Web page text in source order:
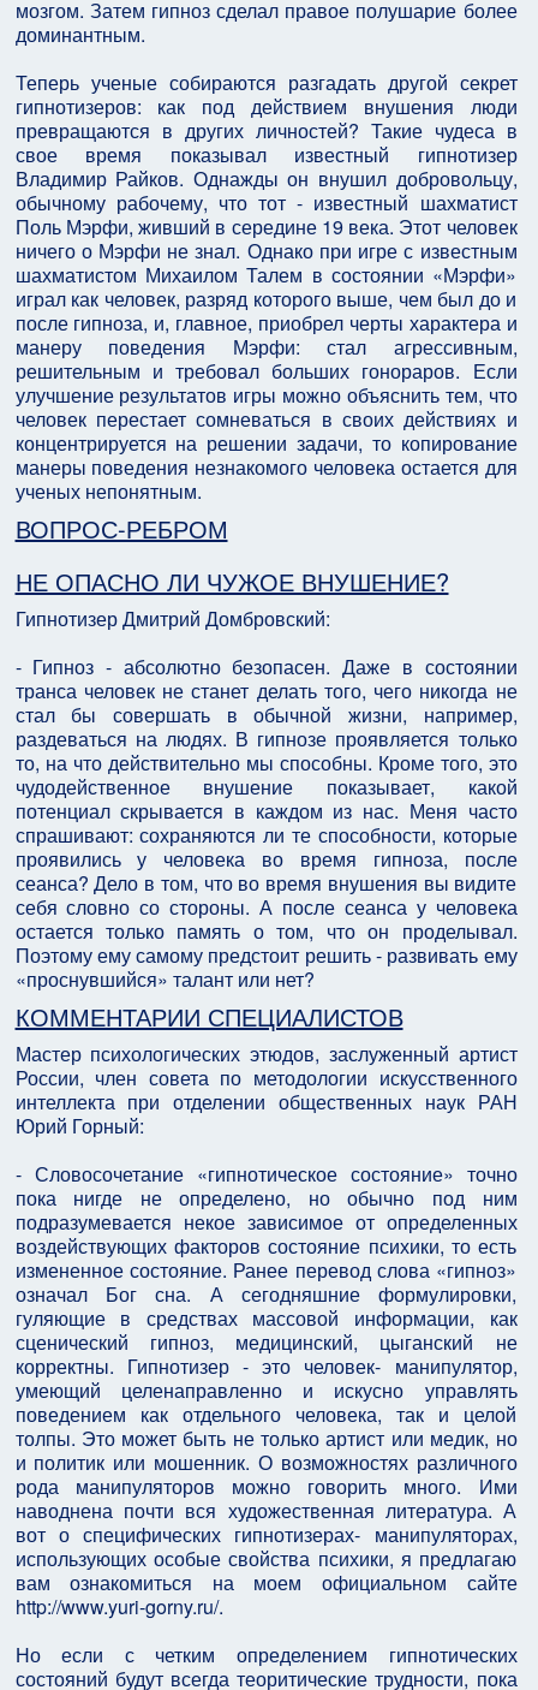
мозгом. Затем гипноз сделал правое полушарие более
доминантным.
Теперь ученые собираются разгадать другой секрет
гипнотизеров: как под действием внушения люди
превращаются в других личностей? Такие чудеса в
свое время показывал известный гипнотизер
Владимир Райков. Однажды он внушил добровольцу,
обычному рабочему, что тот - известный шахматист
Поль Мэрфи, живший в середине 19 века. Этот человек
ничего о Мэрфи не знал. Однако при игре с известным
шахматистом Михаилом Талем в состоянии «Мэрфи»
играл как человек, разряд которого выше, чем был до и
после гипноза, и, главное, приобрел черты характера и
манеру поведения Мэрфи: стал агрессивным,
решительным и требовал больших гонораров. Если
улучшение результатов игры можно объяснить тем, что
человек перестает сомневаться в своих действиях и
концентрируется на решении задачи, то копирование
манеры поведения незнакомого человека остается для
ученых непонятным.
ВОПРОС-РЕБРОМ
НЕ ОПАСНО ЛИ ЧУЖОЕ ВНУШЕНИЕ?
Гипнотизер Дмитрий Домбровский:
- Гипноз - абсолютно безопасен. Даже в состоянии
транса человек не станет делать того, чего никогда не
стал бы совершать в обычной жизни, например,
раздеваться на людях. В гипнозе проявляется только
то, на что действительно мы способны. Кроме того, это
чудодейственное внушение показывает, какой
потенциал скрывается в каждом из нас. Меня часто
спрашивают: сохраняются ли те способности, которые
проявились у человека во время гипноза, после
сеанса? Дело в том, что во время внушения вы видите
себя словно со стороны. А после сеанса у человека
остается только память о том, что он проделывал.
Поэтому ему самому предстоит решить - развивать ему
«проснувшийся» талант или нет?
КОММЕНТАРИИ СПЕЦИАЛИСТОВ
Мастер психологических этюдов, заслуженный артист
России, член совета по методологии искусственного
интеллекта при отделении общественных наук РАН
Юрий Горный:
- Словосочетание «гипнотическое состояние» точно
пока нигде не определено, но обычно под ним
подразумевается некое зависимое от определенных
воздействующих факторов состояние психики, то есть
измененное состояние. Ранее перевод слова «гипноз»
означал Бог сна. А сегодняшние формулировки,
гуляющие в средствах массовой информации, как
сценический гипноз, медицинский, цыганский не
корректны. Гипнотизер - это человек- манипулятор,
умеющий целенаправленно и искусно управлять
поведением как отдельного человека, так и целой
толпы. Это может быть не только артист или медик, но
и политик или мошенник. О возможностях различного
рода манипуляторов можно говорить много. Ими
наводнена почти вся художественная литература. А
вот о специфических гипнотизерах- манипуляторах,
использующих особые свойства психики, я предлагаю
вам ознакомиться на моем официальном сайте
http://www.yuri-gorny.ru/.
Но если с четким определением гипнотических
состояний будут всегда теоритические трудности, пока